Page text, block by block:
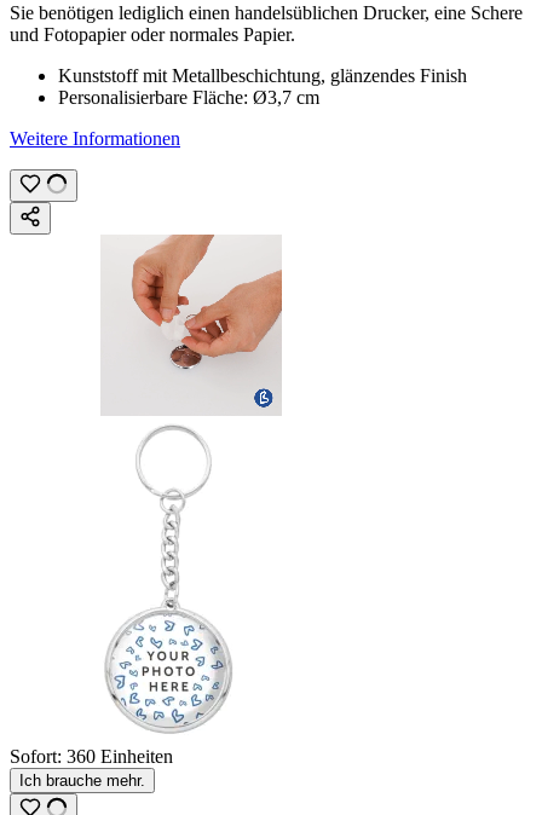
Sie benötigen lediglich einen handelsüblichen Drucker, eine Schere
und Fotopapier oder normales Papier.
Kunststoff mit Metallbeschichtung, glänzendes Finish
Personalisierbare Fläche: Ø3,7 cm
Weitere Informationen
Sofort: 360 Einheiten
Ich brauche mehr.